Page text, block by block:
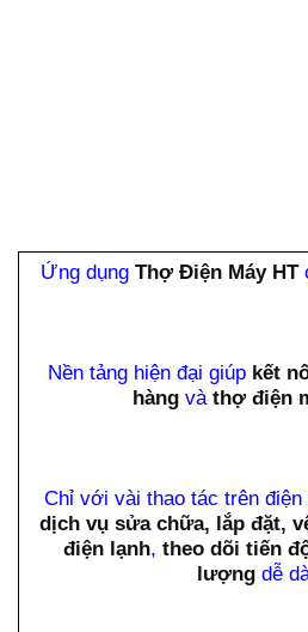
Ứng dụng Thợ Điện Máy HT
Nền tảng hiện đại giúp kết
hàngvà thợ điện
Chỉ với vài thao tác trên điện
dịch vụ sửa chữa, lắp đặt,
điện lạnh, theo dõi tiến
lượng dễ